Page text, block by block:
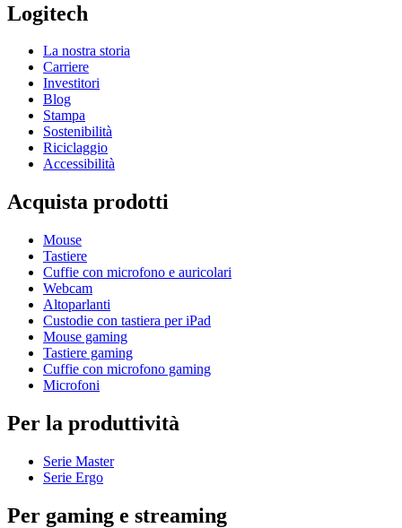
Logitech
La nostra storia
Carriere
Investitori
Blog
Stampa
Sostenibilità
Riciclaggio
Accessibilità
Acquista prodotti
Mouse
Tastiere
Cuffie con microfono e auricolari
Webcam
Altoparlanti
Custodie con tastiera per iPad
Mouse gaming
Tastiere gaming
Cuffie con microfono gaming
Microfoni
Per la produttività
Serie Master
Serie Ergo
Per gaming e streaming